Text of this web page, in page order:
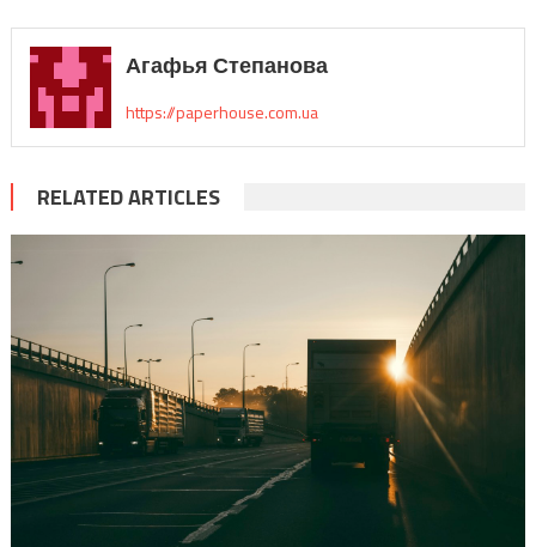
Агафья Степанова
https://paperhouse.com.ua
RELATED ARTICLES